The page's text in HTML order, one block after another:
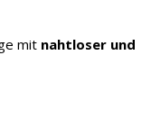
mit nahtloser und